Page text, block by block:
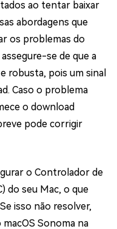
ao tentar baixar
abordagens que
os problemas do
se de que a
robusta, pois um sinal
Caso o problema
o download
pode corrigir
o Controlador de
do seu Mac, o que
isso não resolver,
Sonoma na